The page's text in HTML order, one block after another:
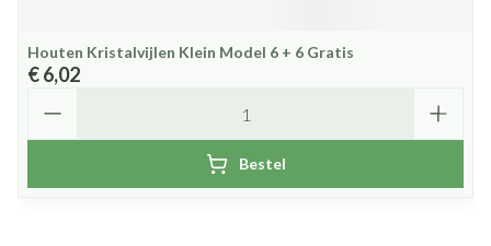
Houten Kristalvijlen Klein Model 6 + 6 Gratis
€ 6,02
Bestel